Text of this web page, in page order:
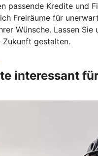
passende Kredite und
Freiräume für
Wünsche. Lassen Sie
Zukunft gestalten.
interessant